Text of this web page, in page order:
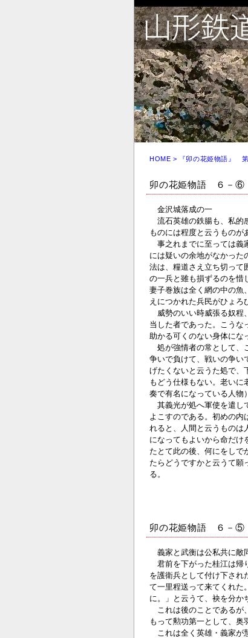
HOME > 『卯の花姫物語』
卯の花姫物語 ６－⑥
金沢城落成の一
流石英雄の鉄腸も、私的
ものには程度と云うものが
事之れまでに至っては義
には疑いの余地がなかった
法は、糧道さえ立ち切って
の一兵と雖も損ずるのを惜
妻子巻族は全く網の中の魚
えにつかれた兵民がひょろ
威勢のいい時威張る奴程
当した者であった。こうな
助かる可くのない身体にな
処が強情者の常として、
争いで負けて、戦いの争い
げたくないと云うた処で、
もどう仕様もない。老い
奏で有名になっている人物
其義光が処へ軍使を遣し
よこすのである。初めの内
れると、人間と云うものは
になってもよいから命だけ
たとて此の後、何にをしで
たらどうですかと云うて願
る。
卯の花姫物語 ６－⑤
義家と武衡は公私共に敵
君前を下がった桂江は帰
を護衛兵として付け下され
て一里程送って来てくれた
に。」と云うて、袂を分か
これは後のことであるが
もって勲功第一として、奥
これは全く英雄・義家が